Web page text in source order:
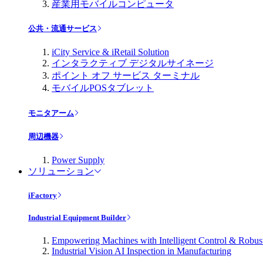
産業用モバイルコンピュータ
公共・流通サービス
iCity Service & iRetail Solution
インタラクティブ デジタルサイネージ
ポイント オフ サービス ターミナル
モバイルPOSタブレット
モニタアーム
周辺機器
Power Supply
ソリューション
iFactory
Industrial Equipment Builder
Empowering Machines with Intelligent Control &
Industrial Vision AI Inspection in Manufacturing